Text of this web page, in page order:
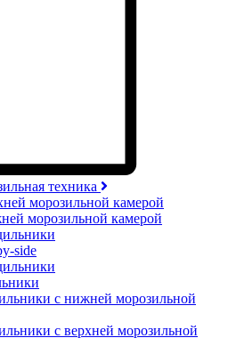
техника
морозильной камерой
морозильной камерой
side
с нижней морозильной
с верхней морозильной